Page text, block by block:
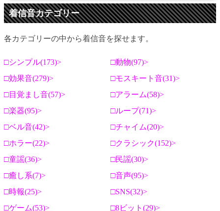
着信音カテゴリー
各カテゴリーの中から着信音を探せます。
シンプル(173)
動物(97)
効果音(279)
モスキート音(31)
目覚まし音(57)
アラーム(58)
楽器(95)
ループ(71)
ベル音(42)
チャイム(20)
ホラー(22)
クラシック(152)
童謡(36)
民謡(30)
癒し系(7)
音声(95)
時報(25)
SNS(32)
ゲーム(53)
8ビット(29)